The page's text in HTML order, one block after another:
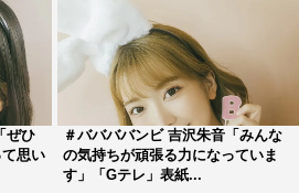
セージをお願いします。
ざいます!!
ジョン」史上初の裏表表紙、そし
で…、みんなが暖かい声援を送っ
なにすてきな経験がたくさんでき
ぜひ
思い
＃ババババンビ 吉沢朱音「みんな
の気持ちが頑張る力になっていま
す」「Gテレ」表紙...